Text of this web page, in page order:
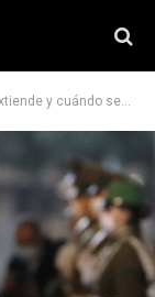
se pagan los atrasos